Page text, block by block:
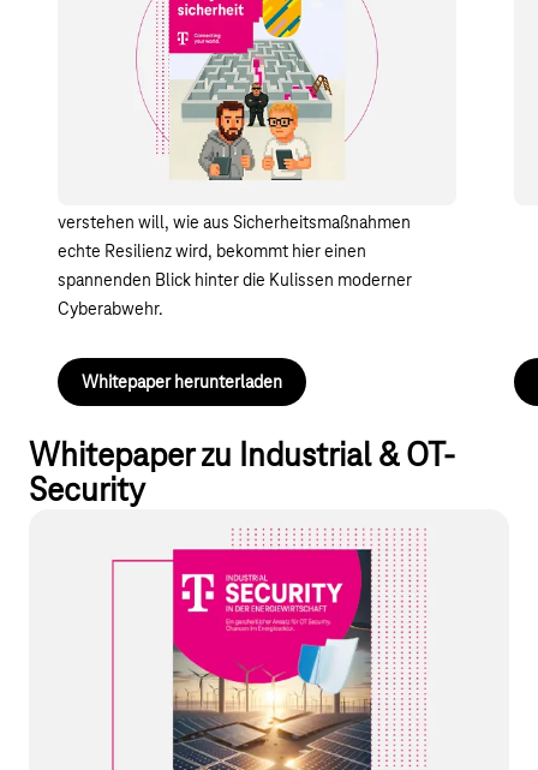
Statt nur Tools und Prozesse auf dem Papier zu
bewerten, simulieren ethische Hacker echte Angriffe
auf Technik, Abläufe und Menschen. Das Whitepaper
zeigt praxisnah, wie Red Teams vorgehen, wo
Unternehmen typischerweise verwundbar sind und
warum erst unter realistischen Bedingungen sichtbar
verstehen will, wie aus Sicherheitsmaßnahmen
echte Resilienz wird, bekommt hier einen
spannenden Blick hinter die Kulissen moderner
Cyberabwehr.
Whitepaper herunterladen
Whitepaper zu Industrial & OT-
Security
Whitepaper – Industrial Security in der
Energiewirtschaft
Die Energiewirtschaft ist eine Schlüsselindustrie. Cyber-
Attacken, die Pipelines, Kraftwerke und andere Strukturen des
Energiesektors gezielt ins Visier nehmen, nehmen damit an
Häufigkeit und Präzision zu. Der Kampf ist jedoch nicht verloren.
Wie Sie konkret Ihre Waffen schärfen, erfahren Sie in diesem